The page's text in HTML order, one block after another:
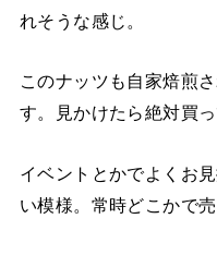
れそうな感じ。
このナッツも自家焙煎
す。見かけたら絶対買
イベントとかでよくお
い模様。常時どこかで